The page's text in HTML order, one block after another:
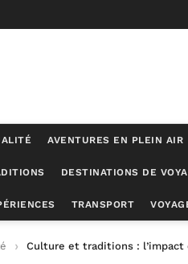
AVENTURES EN PLEIN AIR
DESTINATIONS DE
TRANSPORT
Culture et traditions : l’impact